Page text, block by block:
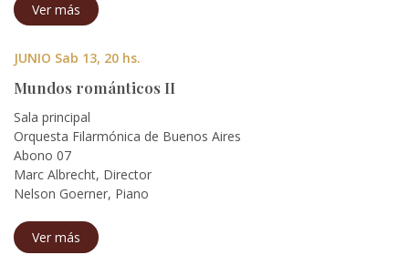
Ver más
JUNIO Sab 13, 20 hs.
Mundos románticos II
Sala principal
Orquesta Filarmónica de Buenos Aires
Abono 07
Marc Albrecht, Director
Nelson Goerner, Piano
Ver más